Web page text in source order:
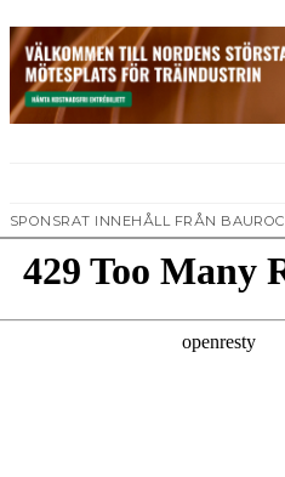
SPONSRAT INNEHÅLL FRÅN BAUROC